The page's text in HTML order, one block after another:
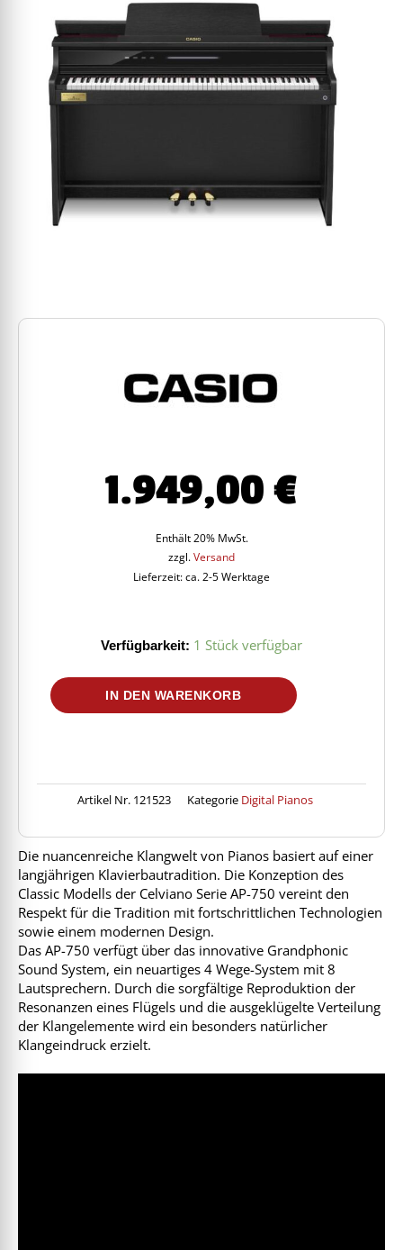
1.949,00 €
Enthält 20% MwSt.
zzgl. Versand
Lieferzeit: ca. 2-5 Werktage
Verfügbarkeit: 1 Stück verfügbar
CASIO
Celviano
Menge
IN DEN WARENKORB
Artikel Nr. 121523 Kategorie Digital Pianos
Die nuancenreiche Klangwelt von Pianos basiert auf einer
langjährigen Klavierbautradition. Die Konzeption des
Classic Modells der Celviano Serie AP-750 vereint den
Respekt für die Tradition mit fortschrittlichen Technologien
sowie einem modernen Design.
Das AP-750 verfügt über das innovative Grandphonic
Sound System, ein neuartiges 4 Wege-System mit 8
Lautsprechern. Durch die sorgfältige Reproduktion der
Resonanzen eines Flügels und die ausgeklügelte Verteilung
der Klangelemente wird ein besonders natürlicher
Klangeindruck erzielt.